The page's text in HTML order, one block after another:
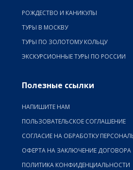
РОЖДЕСТВО И КАНИКУЛЫ
ТУРЫ В МОСКВУ
ТУРЫ ПО ЗОЛОТОМУ КОЛЬЦУ
ЭКСКУРСИОННЫЕ ТУРЫ ПО РОССИИ
Полезные ссылки
НАПИШИТЕ НАМ
ПОЛЬЗОВАТЕЛЬСКОЕ СОГЛАШЕНИЕ
СОГЛАСИЕ НА ОБРАБОТКУ
ОФЕРТА НА ЗАКЛЮЧЕНИЕ ДОГОВОРА
ПОЛИТИКА КОНФИДЕНЦИАЛЬНОСТИ